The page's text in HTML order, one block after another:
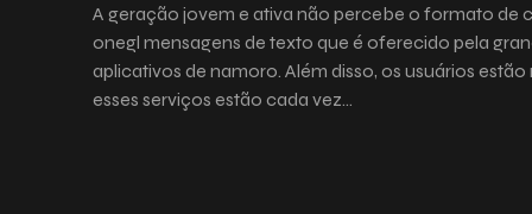
A geração jovem e ativa não percebe o formato de
onegl mensagens de texto que é oferecido pela
aplicativos de namoro. Além disso, os usuários
esses serviços estão cada vez…